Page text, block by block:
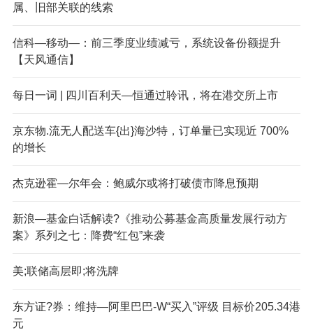
属、旧部关联的线索
信科—移动—：前三季度业绩减亏，系统设备份额提升
【天风通信】
每日一词 | 四川百利天—恒通过聆讯，将在港交所上市
京东物.流无人配送车{出}海沙特，订单量已实现近 700%
的增长
杰克逊霍—尔年会：鲍威尔或将打破债市降息预期
新浪—基金白话解读?《推动公募基金高质量发展行动方
案》系列之七：降费“红包”来袭
美;联储高层即;将洗牌
东方证?券：维持—阿里巴巴-W“买入”评级 目标价205.34港
元